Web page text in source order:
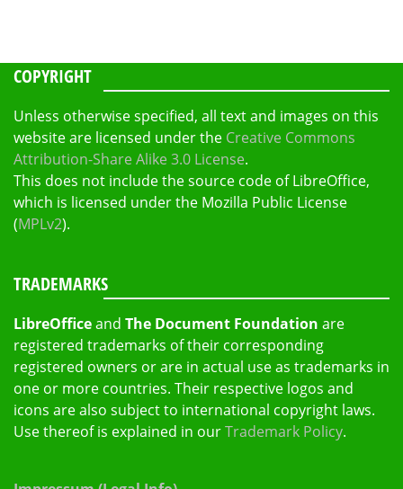
COPYRIGHT
Unless otherwise specified, all text and images on this
website are licensed under the Creative Commons
Attribution-Share Alike 3.0 License.
This does not include the source code of LibreOffice,
which is licensed under the Mozilla Public License
(MPLv2).
TRADEMARKS
LibreOfficeand The Document Foundation are
registered trademarks of their corresponding
registered owners or are in actual use as trademarks in
one or more countries. Their respective logos and
icons are also subject to international copyright laws.
Use thereof is explained in ourTrademark Policy.